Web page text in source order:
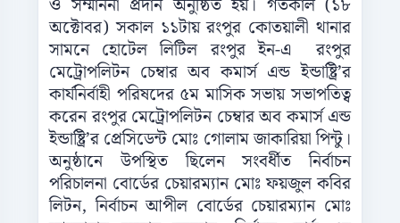
ও সম্মাননা প্রদান অনুষ্ঠিত হয়। গতকাল (১৮
অক্টোবর) সকাল ১১টায় রংপুর কোতয়ালী থানার
সামনে হোটেল লিটিল রংপুর ইন-এ রংপুর
মেট্রোপলিটন চেম্বার অব কমার্স এন্ড ইন্ডাষ্ট্রি’র
কার্যনির্বাহী পরিষদের ৫ম মাসিক সভায় সভাপতিত্ব
করেন রংপুর মেট্রোপলিটন চেম্বার অব কমার্স এন্ড
ইন্ডাষ্ট্রি’র প্রেসিডেন্ট মোঃ গোলাম জাকারিয়া পিন্টু।
অনুষ্ঠানে উপস্থিত ছিলেন সংবর্ধীত নির্বাচন
পরিচালনা বোর্ডের চেয়ারম্যান মোঃ ফয়জুল কবির
লিটন, নির্বাচন আপীল বোর্ডের চেয়ারম্যান মোঃ